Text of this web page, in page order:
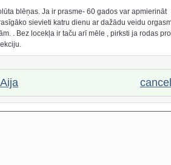
blēņas. Ja ir prasme- 60 gados var apmierināt
sievieti katru dienu ar dažādu veidu
. Bez locekļa ir taču arī mēle , pirksti ja rodas
Aija